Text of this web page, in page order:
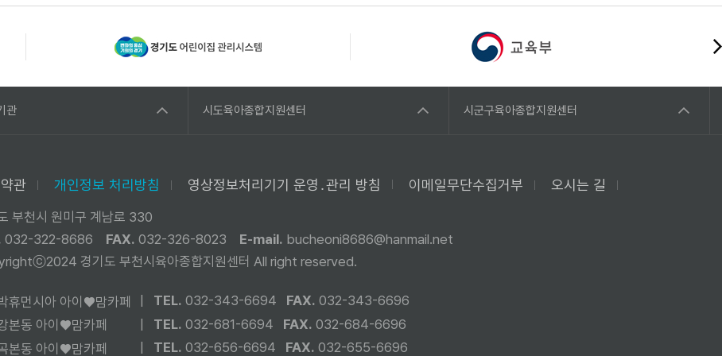
관 시도육아종합지원센터 시군구육아종합지원센터
관 개인정보 처리방침 영상정보처리기기 운영․관리 방침 이메일무단수집거부 오시는 길
부천시 원미구 계남로 330
032-322-8686 FAX. 032-326-8023 E-mail. bucheoni8686@hanmail.net
경기도 부천시육아종합지원센터 All right reserved.
휴먼시아 아이♥맘카페 TEL. 032-343-6694 FAX. 032-343-6696
본동 아이♥맘카페
| TEL. 032-681-6694 FAX. 032-684-6696
본동 아이♥맘카페
TEL. 032-656-6694 FAX. 032-655-6696